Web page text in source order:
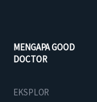
MENGAPA GOOD
DOCTOR
EKSPLOR